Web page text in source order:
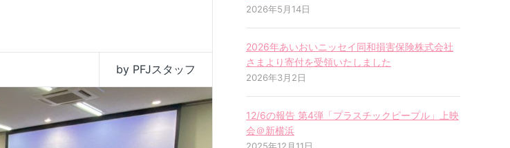
by PFJスタッフ
2026年5月14日
2026年あいおいニッセイ同和損害保険株式会社
さまより寄付を受領いたしました
2026年3月2日
12/6の報告 第4弾「プラスチックピープル」上映
会＠新横浜